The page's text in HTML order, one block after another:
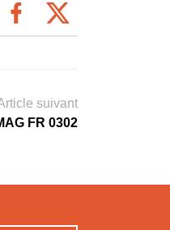
suivant
FR 0302